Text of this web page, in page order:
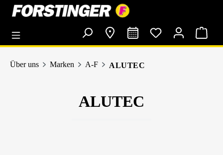
springen
Über uns Marken A-F ALUTEC
ALUTEC